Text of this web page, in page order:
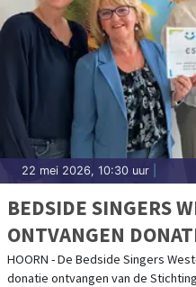
22 mei 2026, 10:30 uur
BEDSIDE SINGERS
ONTVANGEN
VAN DIJKLANDER
HOORN - De Bedside Singers
donatie ontvangen van de